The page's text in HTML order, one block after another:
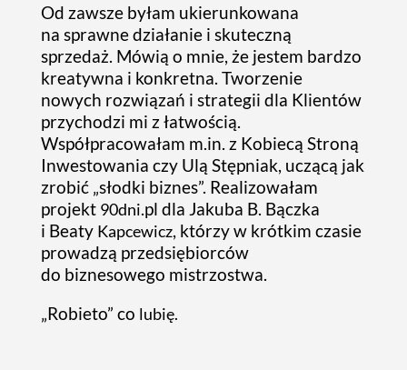
Od zawsze byłam ukierunkowana
na sprawne działanie i skuteczną
sprzedaż. Mówią o mnie, że jestem bardzo
kreatywna i konkretna. Tworzenie
nowych rozwiązań i strategii dla Klientów
przychodzi mi z łatwością.
Współpracowałam m.in. z Kobiecą Stroną
Inwestowania czy Ulą Stępniak, uczącą jak
zrobić „słodki biznes”. Realizowałam
projekt 90dni.pl dla Jakuba B. Bączka
i Beaty Kapcewicz, którzy w krótkim czasie
prowadzą przedsiębiorców
do biznesowego mistrzostwa.
„Robieto” co lubię.